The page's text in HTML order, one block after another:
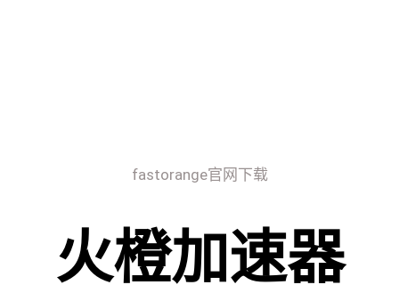
fastorange官网下载
火橙加速器